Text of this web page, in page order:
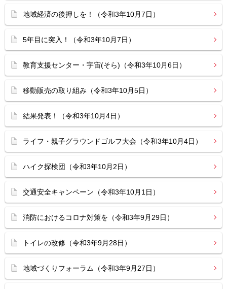
地域経済の後押しを！（令和3年10月7日）
5年目に突入！（令和3年10月7日）
教育支援センター・宇宙(そら)（令和3年10月6日）
移動販売の取り組み（令和3年10月5日）
結果発表！（令和3年10月4日）
ライフ・親子グラウンドゴルフ大会（令和3年10月4日）
ハイク探検団（令和3年10月2日）
交通安全キャンペーン（令和3年10月1日）
消防におけるコロナ対策を（令和3年9月29日）
トイレの改修（令和3年9月28日）
地域づくりフォーラム（令和3年9月27日）